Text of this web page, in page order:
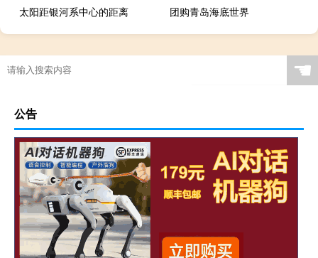
太阳距银河系中心的距离
团购青岛海底世界
☚
公告